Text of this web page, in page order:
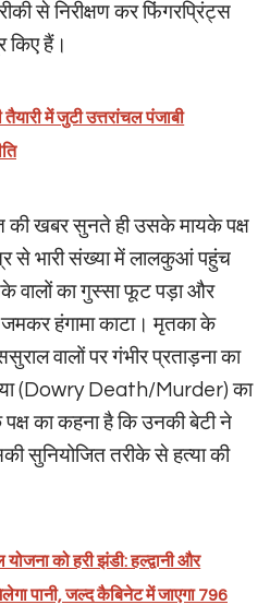
से निरीक्षण कर फिंगरप्रिंट्स
किए हैं।
तैयारी में जुटी उत्तरांचल पंजाबी
की खबर सुनते ही उसके मायके पक्ष
से भारी संख्या में लालकुआं पहुंच
वालों का गुस्सा फूट पड़ा और
हंगामा काटा। मृतका के
वालों पर गंभीर प्रताड़ना का
(Dowry Death/Murder) का
का कहना है कि उनकी बेटी ने
सुनियोजित तरीके से हत्या की
को हरी झंडी: हल्द्वानी और
पानी, जल्द कैबिनेट में जाएगा 796